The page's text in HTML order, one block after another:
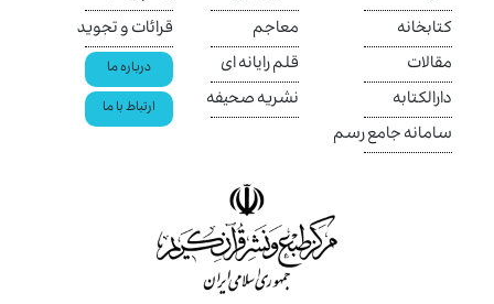
کتابخانه
مقالات
دارالکتابه
سامانه جامع رسم
معاجم
قلم رایانه ای
نشریه صحیفه
قرائات و تجوید
درباره ما
ارتباط با ما